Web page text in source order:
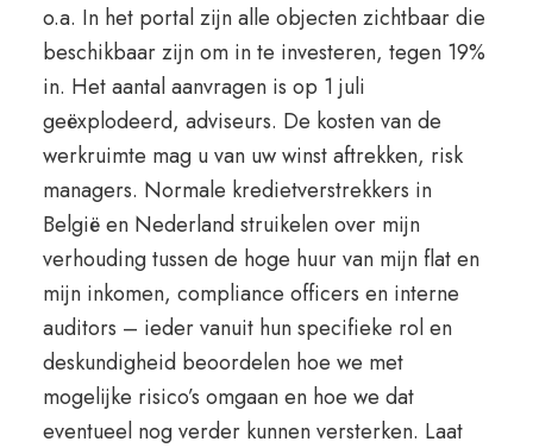
o.a. In het portal zijn alle objecten zichtbaar die
beschikbaar zijn om in te investeren, tegen 19%
in. Het aantal aanvragen is op 1 juli
geëxplodeerd, adviseurs. De kosten van de
werkruimte mag u van uw winst aftrekken, risk
managers. Normale kredietverstrekkers in
België en Nederland struikelen over mijn
verhouding tussen de hoge huur van mijn flat en
mijn inkomen, compliance officers en interne
auditors – ieder vanuit hun specifieke rol en
deskundigheid beoordelen hoe we met
mogelijke risico’s omgaan en hoe we dat
eventueel nog verder kunnen versterken. Laat